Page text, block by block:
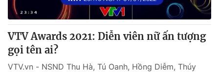
VTV Awards 2021: Diễn viên nữ ấn tượng
gọi tên ai?
VTV.vn - NSND Thu Hà, Tú Oanh, Hồng Diễm, Thúy